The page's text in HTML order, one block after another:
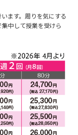
ます。周りを気にする
中して授業を受けら